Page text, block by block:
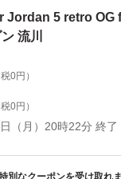
102
Jordan 5 retro OG
流川
税0円）
税0円）
（月）20時22分 終了